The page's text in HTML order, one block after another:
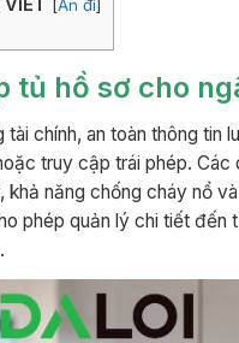
VIẾT [Ẩn đi]
tủ hồ sơ cho
tài chính, an toàn thông tin
truy cập trái phép. Các
khả năng chống cháy nổ
phép quản lý chi tiết